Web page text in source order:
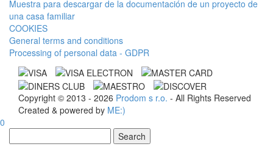
Muestra para descargar de la documentación de un proyecto de
una casa familiar
COOKIES
General terms and conditions
Processing of personal data - GDPR
Copyright © 2013 - 2026 Prodom s r.o. - All Rights Reserved
Created & powered by ME:)
0